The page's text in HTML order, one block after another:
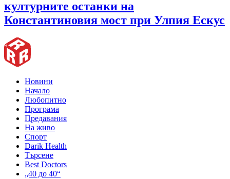
културните останки на
Константиновия мост при Улпия Ескус
Новини
Начало
Любопитно
Програма
Предавания
На живо
Спорт
Darik Health
Търсене
Best Doctors
„40 до 40“